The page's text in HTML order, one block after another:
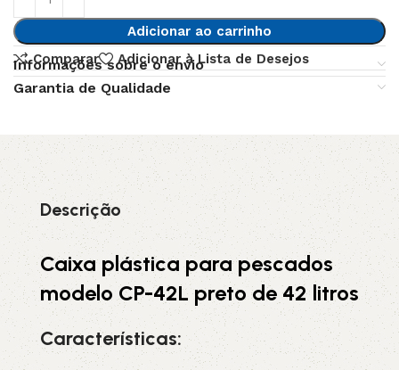
Adicionar ao carrinho
Comparar
Adicionar à Lista de Desejos
Informações sobre o envio
Garantia de Qualidade
Descrição
Caixa plástica para pescados
modelo CP-42L preto de 42 litros
Características: